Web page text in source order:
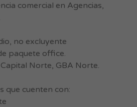
comercial en Agencias,
no excluyente
paquete office.
Norte, GBA Norte.
que cuenten con: